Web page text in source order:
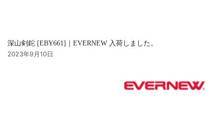
深山剣鉈 [EBY661]｜EVERNEW 入荷しました。
2023年9月10日